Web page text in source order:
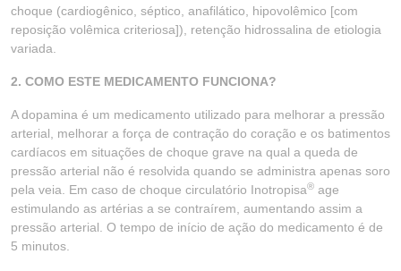
choque (cardiogênico, séptico, anafilático, hipovolêmico [com
reposição volêmica criteriosa]), retenção hidrossalina de etiologia
variada.
2. COMO ESTE MEDICAMENTO FUNCIONA?
A dopamina é um medicamento utilizado para melhorar a pressão
arterial, melhorar a força de contração do coração e os batimentos
cardíacos em situações de choque grave na qual a queda de
pressão arterial não é resolvida quando se administra apenas soro
pela veia. Em caso de choque circulatório Inotropisa® age
estimulando as artérias a se contraírem, aumentando assim a
pressão arterial. O tempo de início de ação do medicamento é de
5 minutos.